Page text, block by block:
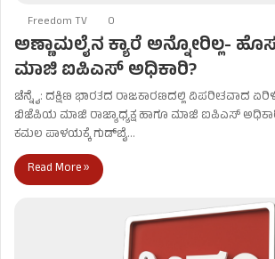
Freedom TV 0
ಅಣ್ಣಾಮಲೈನ ಕ್ಯಾರೆ ಅನ್ನೋರಿಲ್ಲ- ಹೊಸ
ಮಾಜಿ ಐಪಿಎಸ್ ಅಧಿಕಾರಿ?
ಚೆನ್ನೈ: ದಕ್ಷಿಣ ಭಾರತದ ರಾಜಕಾರಣದಲ್ಲಿ ವಿಪರೀತವಾದ
ಬಿಜೆಪಿಯ ಮಾಜಿ ರಾಜ್ಯಾಧ್ಯಕ್ಷ ಹಾಗೂ ಮಾಜಿ ಐಪಿಎಸ್
ಕಮಲ ಪಾಳಯಕ್ಕೆ ಗುಡ್‌ಬೈ…
Read More »